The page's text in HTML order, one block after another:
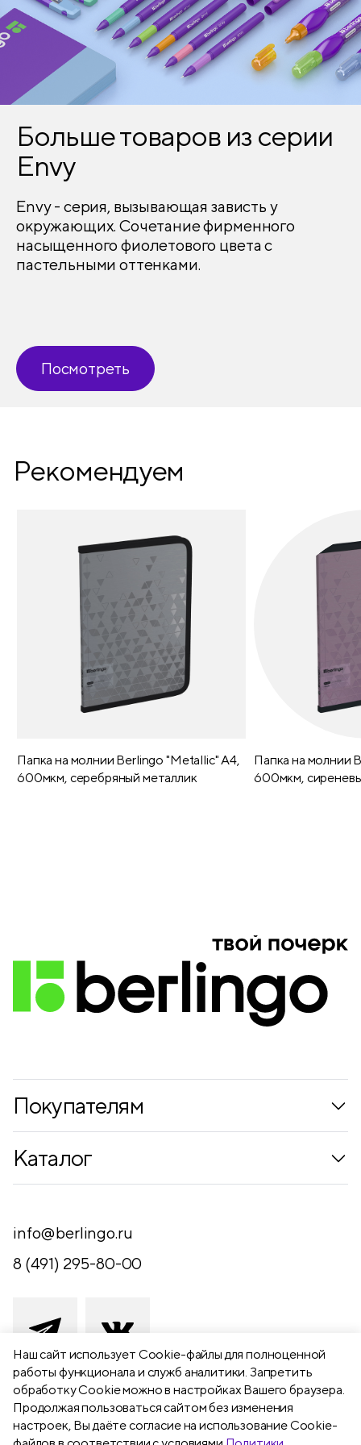
Наш сайт использует Сookie-файлы для полноценной
работы функционала и служб аналитики. Запретить
обработку Cookie можно в настройках Вашего браузера.
Продолжая пользоваться сайтом без изменения
настроек, Вы даёте согласие на использование Cookie-
Печать форзаца есть
Закладка-ляссе 2
Выборочный лак
Тиснение
Конгрев
Больше товаров из серии
Envy
Envy - серия, вызывающая зависть у
окружающих. Сочетание фирменного
насыщенного фиолетового цвета с
пастельными оттенками.
Посмотреть
Рекомендуем
Папка на молнии Berlingo "Metallic" А4,
600мкм, серебряный металлик
Папка на молнии
600мкм,
Покупателям
Контакты
Обратная связь
Каталог
Письменные принадлежности
Канцелярские принадлежности
Чертежные принадлежности
Хобби и творчество
Презентационное оборудование
Школьный текстиль
info@berlingo.ru
8 (491) 295-80-00
391111 Рязанская обл., Рыбновский р-
н,